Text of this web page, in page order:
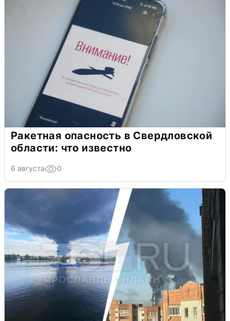
Ракетная опасность в Свердловской
области: что известно
6 августа 0